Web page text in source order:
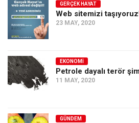
GERÇEK HAYAT
Web sitemizi
23 MAY, 2020
EKONOMI
Petrole dayalı terör
11 MAY, 2020
GÜNDEM